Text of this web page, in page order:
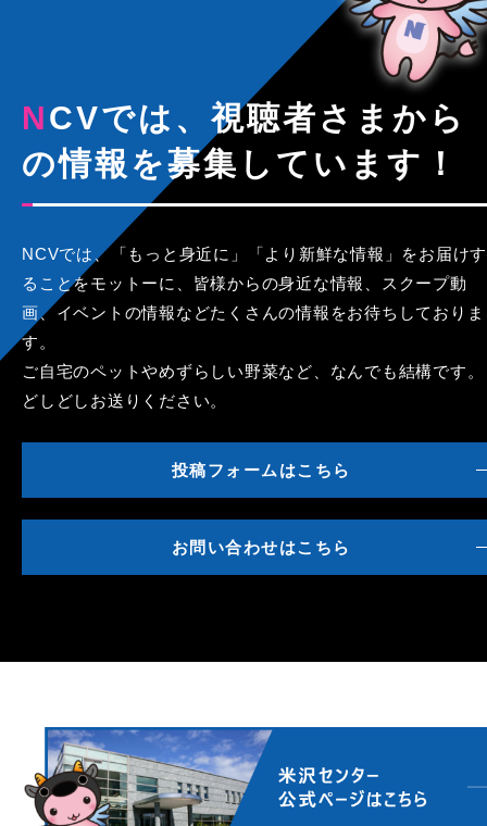
NCVでは、視聴者さまから
の情報を募集しています！
NCVでは、「もっと身近に」「より新鮮な情報」をお届けす
ることをモットーに、皆様からの身近な情報、スクープ動
画、イベントの情報などたくさんの情報をお待ちしておりま
す。
ご自宅のペットやめずらしい野菜など、なんでも結構です。
どしどしお送りください。
投稿フォームはこちら
お問い合わせはこちら